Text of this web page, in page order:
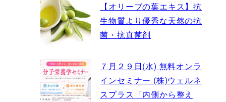
【オリーブの葉エキス】抗
生物質より優秀な天然の抗
菌・抗真菌剤
７月２９日(水) 無料オンラ
インセミナー (株)ウェルネ
スプラス「内側から整え